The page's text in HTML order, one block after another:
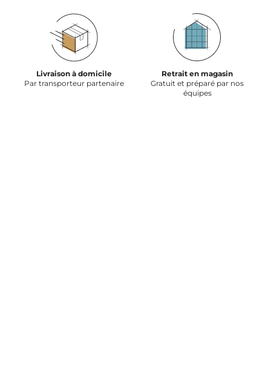
Livraison à domicile
Par transporteur partenaire
Retrait en magasin
Gratuit et préparé par nos
équipes